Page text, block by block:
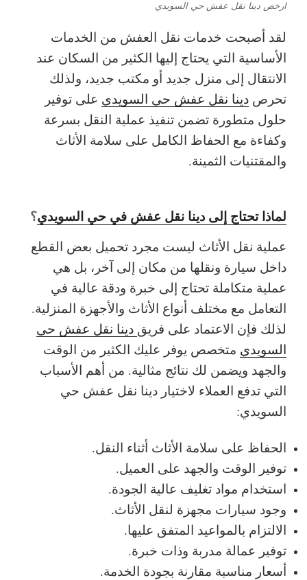
ارخص دينا نقل عفش حي السويدي
لقد أصبحت خدمات نقل العفش من الخدمات
الأساسية التي يحتاج إليها الكثير من السكان عند
الانتقال إلى منزل جديد أو مكتب جديد، ولذلك
تحرص دينا نقل عفش حي السويدي على توفير
حلول متطورة تضمن تنفيذ عملية النقل بسرعة
وكفاءة مع الحفاظ الكامل على سلامة الأثاث
والمقتنيات الثمينة.
لماذا تحتاج إلى دينا نقل عفش في حي السويدي؟
عملية نقل الأثاث ليست مجرد تحميل بعض القطع
داخل سيارة ونقلها من مكان إلى آخر، بل هي
عملية متكاملة تحتاج إلى خبرة ودقة عالية في
التعامل مع مختلف أنواع الأثاث والأجهزة المنزلية.
لذلك فإن الاعتماد على فريق دينا نقل عفش حي
السويدي متخصص يوفر عليك الكثير من الوقت
والجهد ويضمن لك نتائج مثالية. من أهم الأسباب
التي تدفع العملاء لاختيار دينا نقل عفش حي
السويدي:
الحفاظ على سلامة الأثاث أثناء النقل.
توفير الوقت والجهد على العميل.
استخدام مواد تغليف عالية الجودة.
وجود سيارات مجهزة لنقل الأثاث.
الالتزام بالمواعيد المتفق عليها.
توفير عمالة مدربة وذات خبرة.
أسعار مناسبة مقارنة بجودة الخدمة.